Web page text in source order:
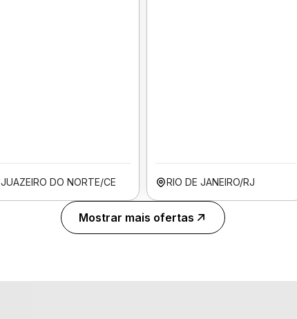
JUAZEIRO DO NORTE/CE RIO DE JANEIRO/RJ
Mostrar mais ofertas